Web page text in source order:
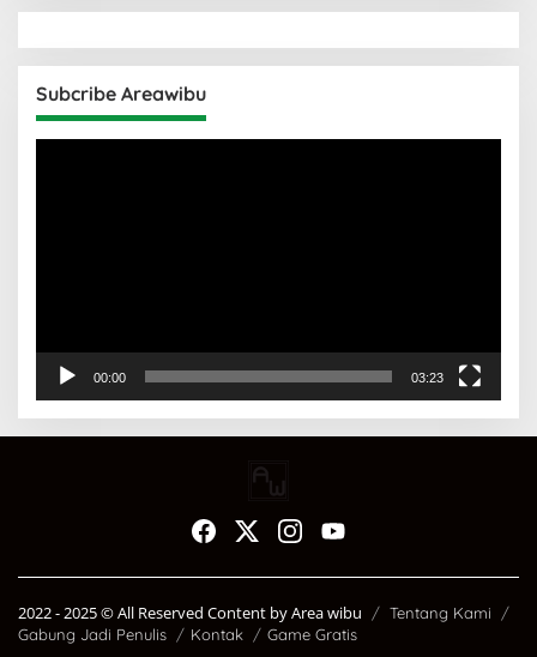
Subcribe Areawibu
00:00 03:23
2022 - 2025 ©️ All Reserved Content by Area wibu
Tentang Kami
Gabung Jadi Penulis
Kontak Game Gratis